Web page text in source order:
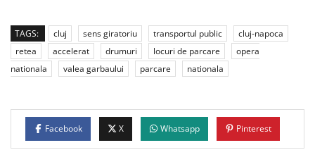
TAGS: cluj sens giratoriu transportul public
cluj-napoca
retea
accelerat drumuri locuri de parcare
opera
nationala
valea garbaului parcare nationala
Facebook X Whatsapp Pinterest